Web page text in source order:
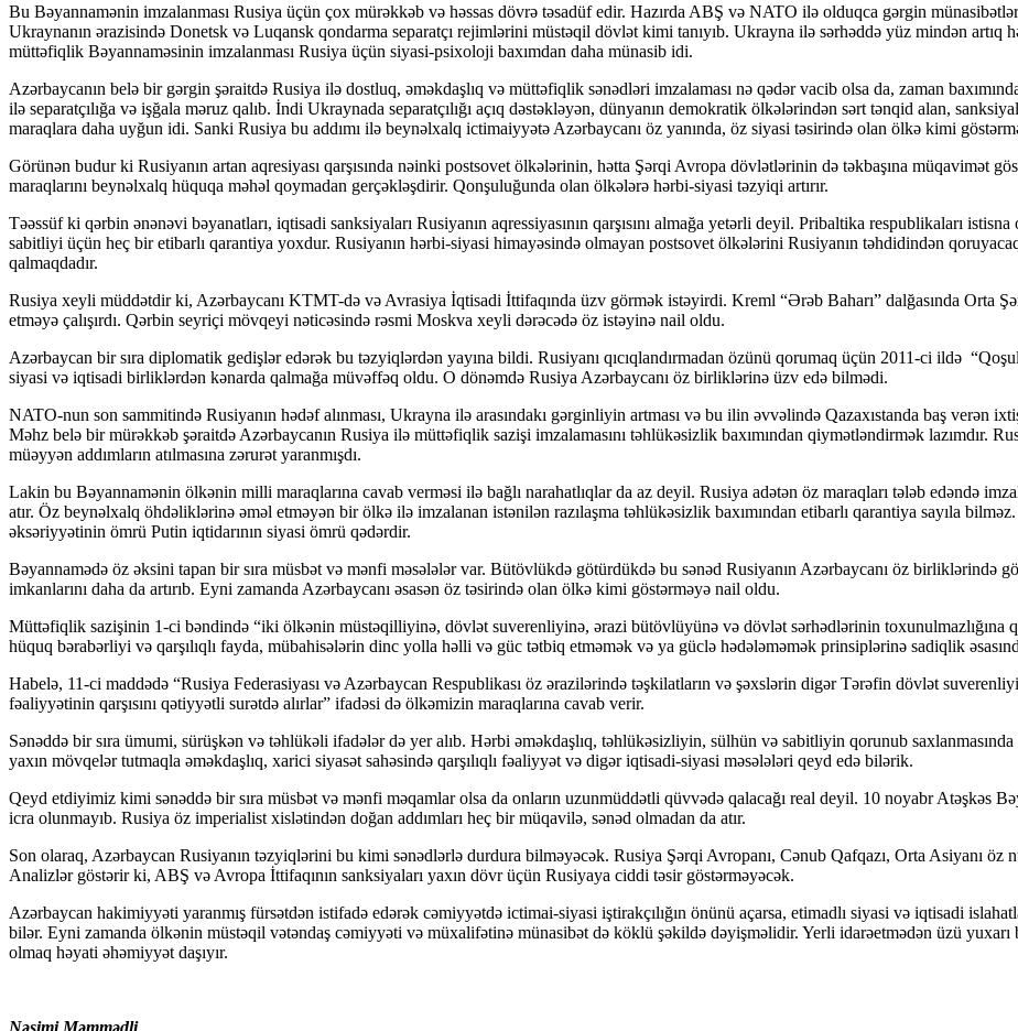
Bu Bəyannamənin imzalanması Rusiya üçün çox mürəkkəb və həssas dövrə təsadüf edir. Hazırda ABŞ və NATO ilə olduqca gərgin
Ukraynanın ərazisində Donetsk və Luqansk qondarma separatçı rejimlərini müstəqil dövlət kimi tanıyıb. Ukrayna ilə sərhəddə yüz mindən
müttəfiqlik Bəyannaməsinin imzalanması Rusiya üçün siyasi-psixoloji baxımdan daha münasib idi.
Azərbaycanın belə bir gərgin şəraitdə Rusiya ilə dostluq, əməkdaşlıq və müttəfiqlik sənədləri imzalaması nə qədər vacib olsa da, zaman
ilə separatçılığa və işğala məruz qalıb. İndi Ukraynada separatçılığı açıq dəstəkləyən, dünyanın demokratik ölkələrindən sərt tənqid alan,
maraqlara daha uyğun idi. Sanki Rusiya bu addımı ilə beynəlxalq ictimaiyyətə Azərbaycanı öz yanında, öz siyasi təsirində olan ölkə kimi
Görünən budur ki Rusiyanın artan aqresiyası qarşısında nəinki postsovet ölkələrinin, hətta Şərqi Avropa dövlətlərinin də təkbaşına müqavimət
maraqlarını beynəlxalq hüquqa məhəl qoymadan gerçəkləşdirir. Qonşuluğunda olan ölkələrə hərbi-siyasi təzyiqi artırır.
Təəssüf ki qərbin ənənəvi bəyanatları, iqtisadi sanksiyaları Rusiyanın aqressiyasının qarşısını almağa yetərli deyil. Pribaltika respublikaları
sabitliyi üçün heç bir etibarlı qarantiya yoxdur. Rusiyanın hərbi-siyasi himayəsində olmayan postsovet ölkələrini Rusiyanın təhdidindən
qalmaqdadır.
Rusiya xeyli müddətdir ki, Azərbaycanı KTMT-də və Avrasiya İqtisadi İttifaqında üzv görmək istəyirdi. Kreml “Ərəb Baharı” dalğasında Orta
etməyə çalışırdı. Qərbin seyriçi mövqeyi nəticəsində rəsmi Moskva xeyli dərəcədə öz istəyinə nail oldu.
Azərbaycan bir sıra diplomatik gedişlər edərək bu təzyiqlərdən yayına bildi. Rusiyanı qıcıqlandırmadan özünü qorumaq üçün 2011-ci ildə
siyasi və iqtisadi birliklərdən kənarda qalmağa müvəffəq oldu. O dönəmdə Rusiya Azərbaycanı öz birliklərinə üzv edə bilmədi.
NATO-nun son sammitində Rusiyanın hədəf alınması, Ukrayna ilə arasındakı gərginliyin artması və bu ilin əvvəlində Qazaxıstanda baş verən
Məhz belə bir mürəkkəb şəraitdə Azərbaycanın Rusiya ilə müttəfiqlik sazişi imzalamasını təhlükəsizlik baxımından qiymətləndirmək lazımdır.
müəyyən addımların atılmasına zərurət yaranmışdı.
Lakin bu Bəyannamənin ölkənin milli maraqlarına cavab verməsi ilə bağlı narahatlıqlar da az deyil. Rusiya adətən öz maraqları tələb edəndə
atır. Öz beynəlxalq öhdəliklərinə əməl etməyən bir ölkə ilə imzalanan istənilən razılaşma təhlükəsizlik baxımından etibarlı qarantiya sayıla
əksəriyyətinin ömrü Putin iqtidarının siyasi ömrü qədərdir.
Bəyannamədə öz əksini tapan bir sıra müsbət və mənfi məsələlər var. Bütövlükdə götürdükdə bu sənəd Rusiyanın Azərbaycanı öz birliklərində
imkanlarını daha da artırıb. Eyni zamanda Azərbaycanı əsasən öz təsirində olan ölkə kimi göstərməyə nail oldu.
Müttəfiqlik sazişinin 1-ci bəndində “iki ölkənin müstəqilliyinə, dövlət suverenliyinə, ərazi bütövlüyünə və dövlət sərhədlərinin toxunulmazlığına
hüquq bərabərliyi və qarşılıqlı fayda, mübahisələrin dinc yolla həlli və güc tətbiq etməmək və ya güclə hədələməmək prinsiplərinə sadiqlik
Habelə, 11-ci maddədə “Rusiya Federasiyası və Azərbaycan Respublikası öz ərazilərində təşkilatların və şəxslərin digər Tərəfin dövlət
fəaliyyətinin qarşısını qətiyyətli surətdə alırlar” ifadəsi də ölkəmizin maraqlarına cavab verir.
Sənəddə bir sıra ümumi, sürüşkən və təhlükəli ifadələr də yer alıb. Hərbi əməkdaşlıq, təhlükəsizliyin, sülhün və sabitliyin qorunub
yaxın mövqelər tutmaqla əməkdaşlıq, xarici siyasət sahəsində qarşılıqlı fəaliyyət və digər iqtisadi-siyasi məsələləri qeyd edə bilərik.
Qeyd etdiyimiz kimi sənəddə bir sıra müsbət və mənfi məqamlar olsa da onların uzunmüddətli qüvvədə qalacağı real deyil. 10 noyabr Atəşkəs
icra olunmayıb. Rusiya öz imperialist xislətindən doğan addımları heç bir müqavilə, sənəd olmadan da atır.
Son olaraq, Azərbaycan Rusiyanın təzyiqlərini bu kimi sənədlərlə durdura bilməyəcək. Rusiya Şərqi Avropanı, Cənub Qafqazı, Orta Asiyanı
Analizlər göstərir ki, ABŞ və Avropa İttifaqının sanksiyaları yaxın dövr üçün Rusiyaya ciddi təsir göstərməyəcək.
Azərbaycan hakimiyyəti yaranmış fürsətdən istifadə edərək cəmiyyətdə ictimai-siyasi iştirakçılığın önünü açarsa, etimadlı siyasi və iqtisadi
bilər. Eyni zamanda ölkənin müstəqil vətəndaş cəmiyyəti və müxalifətinə münasibət də köklü şəkildə dəyişməlidir. Yerli idarəetmədən üzü
olmaq həyati əhəmiyyət daşıyır.
Nəsimi Məmmədli